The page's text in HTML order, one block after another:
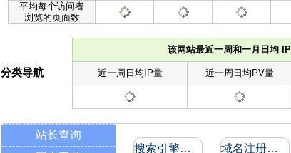
平均每个访问者
浏览的页面数
该网站最近一周和一月日均
近一周日均IP量 近一周日均PV量
分类导航
站长查询
搜索引擎收录和反向链接 域名注册信息